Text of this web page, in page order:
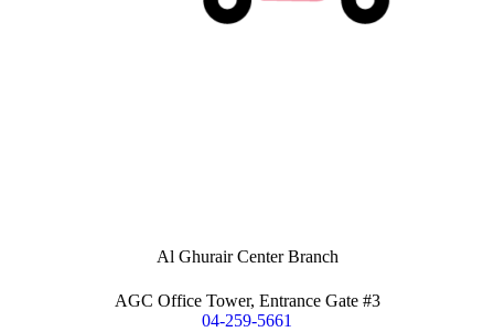
Al Ghurair Center Branch
AGC Office Tower, Entrance Gate #3
04-259-5661